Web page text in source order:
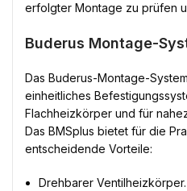
erfolgter Montage zu prüfen
Buderus Montage-
Das Buderus-Montage-
einheitliches
Flachheizkörper und für
Das BMSplus bietet für die
entscheidende Vorteile:
Drehbarer